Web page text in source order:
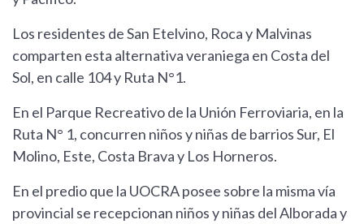
Los residentes de San Etelvino, Roca y Malvinas
comparten esta alternativa veraniega en Costa del
Sol, en calle 104 y Ruta N°1.
En el Parque Recreativo de la Unión Ferroviaria, en la
Ruta N° 1, concurren niños y niñas de barrios Sur, El
Molino, Este, Costa Brava y Los Horneros.
En el predio que la UOCRA posee sobre la misma vía
provincial se recepcionan niños y niñas del Alborada y